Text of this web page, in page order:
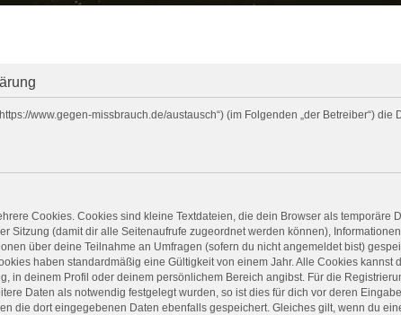
www.gegen-missbrauch.de/austausch“) (im Folgenden „der Betreiber“)
Cookies. Cookies sind kleine Textdateien, die dein Browser als
Sitzung (damit dir alle Seitenaufrufe zugeordnet werden können),
über deine Teilnahme an Umfragen (sofern du nicht angemeldet bist)
haben standardmäßig eine Gültigkeit von einem Jahr. Alle Cookies kannst
in deinem Profil oder deinem persönlichem Bereich angibst. Für die
Daten als notwendig festgelegt wurden, so ist dies für dich vor deren
die dort eingegebenen Daten ebenfalls gespeichert. Gleiches gilt, wenn du